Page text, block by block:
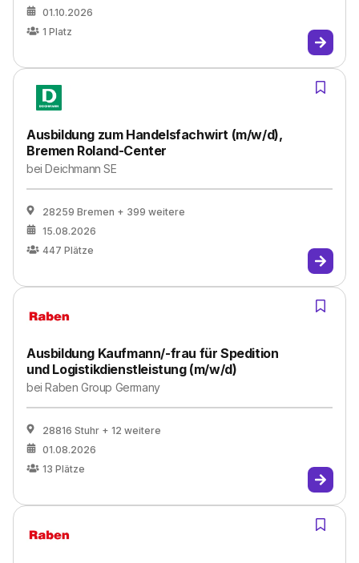
01.10.2026
1 Platz
Ausbildung zum Handelsfachwirt (m/w/d),
Bremen Roland-Center
beiDeichmann SE
28259 Bremen + 399 weitere
15.08.2026
447 Plätze
Ausbildung Kaufmann/-frau für Spedition
und Logistikdienstleistung (m/w/d)
beiRaben Group Germany
28816 Stuhr + 12 weitere
01.08.2026
13 Plätze